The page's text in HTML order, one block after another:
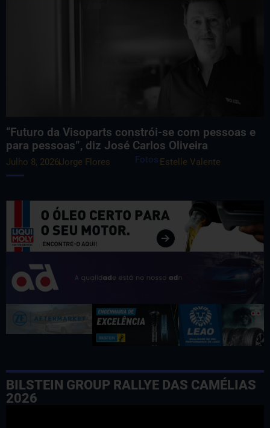
“Futuro da Visoparts constrói-se com pessoas e
para pessoas”, diz José Carlos Oliveira
Julho 8, 2026Jorge Flores Fotos Estelle Valente
BILSTEIN GROUP RALLYE DAS CAMÉLIAS
2026